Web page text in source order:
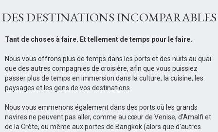
DES DESTINATIONS INCOMPARABLES
Tant de choses à faire. Et tellement de temps pour le faire.
Nous vous offrons plus de temps dans les ports et des nuits au quai
que des autres compagnies de croisière, afin que vous puissiez
passer plus de temps en immersion dans la culture, la cuisine, les
paysages et les gens de vos destinations.
Nous vous emmenons également dans des ports où les grands
navires ne peuvent pas aller, comme au cœur de Venise, d'Amalfi et
de la Crète, ou même aux portes de Bangkok (alors que d'autres